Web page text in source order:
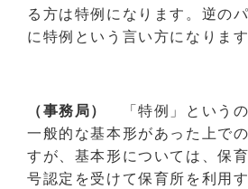
る方は特例になります。逆の
に特例という言い方になります
（事務局）
「特例」というの
一般的な基本形があった上で
すが、基本形については、保
号認定を受けて保育所を利用